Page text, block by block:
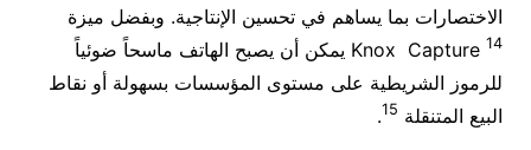
الاختصارات بما يساهم في تحسين الإنتاجية. وبفضل ميزة
Knox Capture 14
يمكن أن يصبح الهاتف ماسحاً ضوئياً
للرموز الشريطية على مستوى المؤسسات بسهولة أو نقاط
البيع المتنقلة 15
.